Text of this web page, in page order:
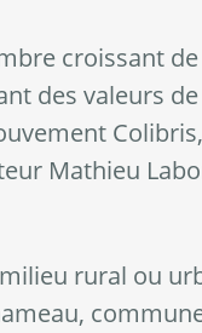
croissant
des valeurs
Mathieu
rural ou